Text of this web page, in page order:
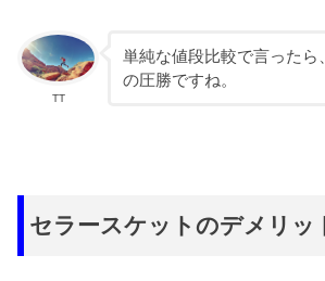
TT
単純な値段比較で言ったら
の圧勝ですね。
セラースケットのデメリッ